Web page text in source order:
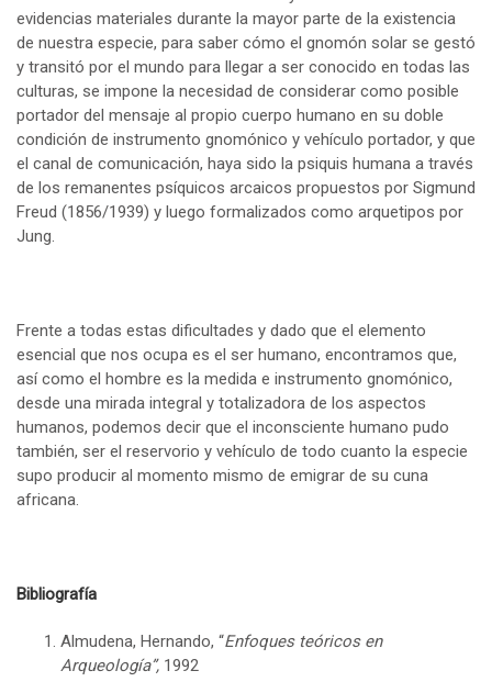
evidencias materiales durante la mayor parte de la existencia
de nuestra especie, para saber cómo el gnomón solar se gestó
y transitó por el mundo para llegar a ser conocido en todas las
culturas, se impone la necesidad de considerar como posible
portador del mensaje al propio cuerpo humano en su doble
condición de instrumento gnomónico y vehículo portador, y que
el canal de comunicación, haya sido la psiquis humana a través
de los remanentes psíquicos arcaicos propuestos por Sigmund
Freud (1856/1939) y luego formalizados como arquetipos por
Jung.
Frente a todas estas dificultades y dado que el elemento
esencial que nos ocupa es el ser humano, encontramos que,
así como el hombre es la medida e instrumento gnomónico,
desde una mirada integral y totalizadora de los aspectos
humanos, podemos decir que el inconsciente humano pudo
también, ser el reservorio y vehículo de todo cuanto la especie
supo producir al momento mismo de emigrar de su cuna
africana.
Bibliografía
Almudena, Hernando, “Enfoques teóricos en
Arqueología”, 1992